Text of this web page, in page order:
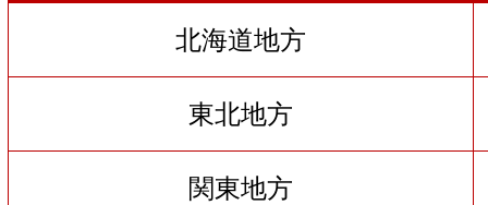
北海道地方
東北地方
関東地方